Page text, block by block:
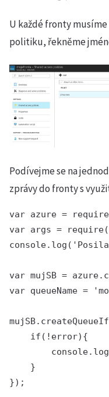
U každé fronty
politiku, řekněme
Podívejme se na
zprávy do fronty s
var azure =
var args =
var mujSB =
var queueName =
    if(!error){
    }
});